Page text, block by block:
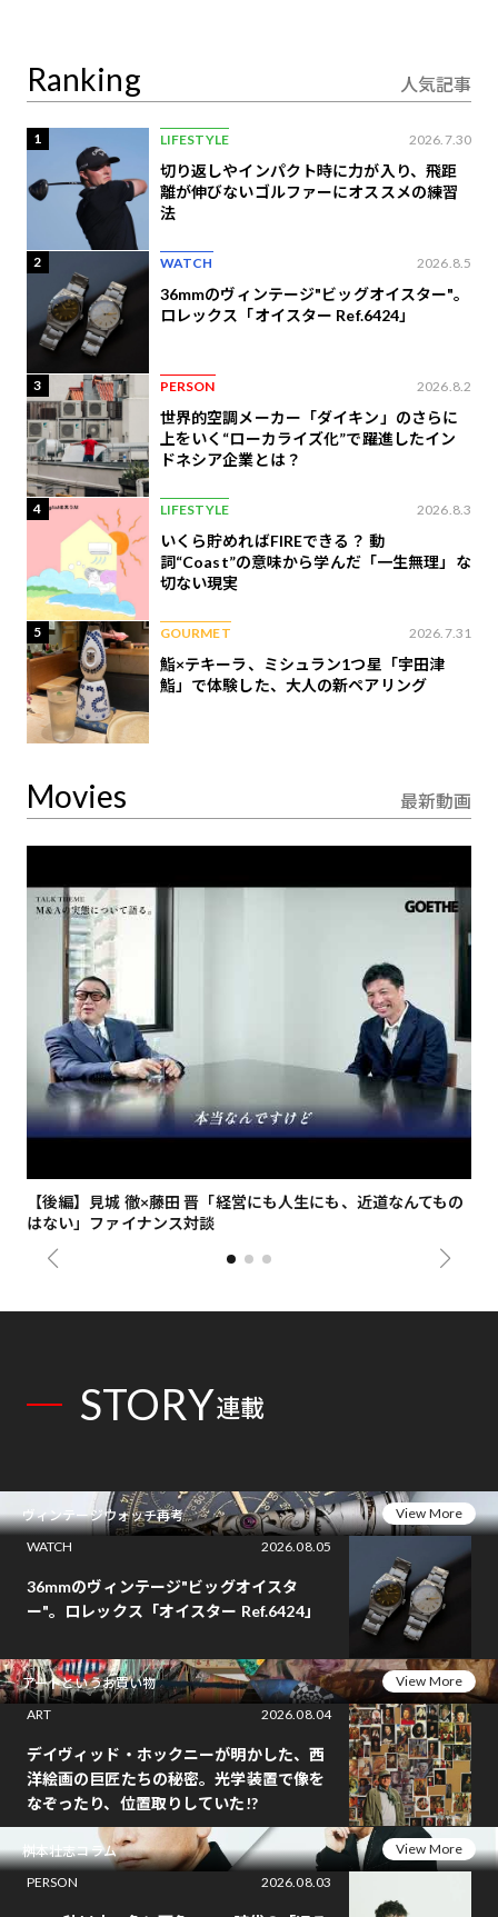
Ranking 人気記事
1 LIFESTYLE 2026.7.30
切り返しやインパクト時に力が入り、飛距
離が伸びないゴルファーにオススメの練習
法
2 WATCH 2026.8.5
36mmのヴィンテージ"ビッグオイスター"。
ロレックス「オイスター Ref.6424」
3 PERSON 2026.8.2
世界的空調メーカー「ダイキン」のさらに
上をいく“ローカライズ化”で躍進したイン
ドネシア企業とは？
4 LIFESTYLE 2026.8.3
いくら貯めればFIREできる？ 動
詞“Coast”の意味から学んだ「一生無理」な
切ない現実
5 GOURMET 2026.7.31
鮨×テキーラ、ミシュラン1つ星「宇田津
鮨」で体験した、大人の新ペアリング
Movies 最新動画
【後編】見城 徹×藤田 晋「経営にも人生にも、近道なんてもの
はない」ファイナンス対談
STORY連載
ヴィンテージウォッチ再考
View More
WATCH
2026.08.05
36mmのヴィンテージ"ビッグオイスタ
ー"。ロレックス「オイスター Ref.6424」
アートというお買い物
View More
ART
2026.08.04
デイヴィッド・ホックニーが明かした、西
洋絵画の巨匠たちの秘密。光学装置で像を
なぞったり、位置取りしていた!?
桝本壮志コラム
View More
PERSON
2026.08.03